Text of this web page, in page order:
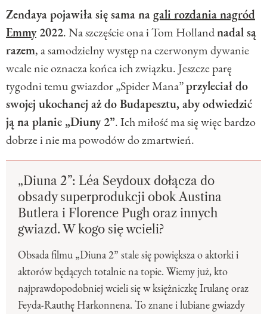
Zendaya pojawiła się sama nagali rozdania nagród
Emmy2022. Na szczęście ona i Tom Hollandnadal są
razem, a samodzielny występ na czerwonym dywanie
wcale nie oznacza końca ich związku. Jeszcze parę
tygodni temu gwiazdor „Spider Mana”przyleciał do
swojej ukochanej aż do Budapesztu, aby odwiedzić
ją na planie „Diuny 2”. Ich miłość ma się więc bardzo
dobrze i nie ma powodów do zmartwień.
„Diuna 2”: Léa Seydoux dołącza do
obsady superprodukcji obok Austina
Butlera i Florence Pugh oraz innych
gwiazd. W kogo się wcieli?
Obsada filmu „Diuna 2” stale się powiększa o aktorki i
aktorów będących totalnie na topie. Wiemy już, kto
najprawdopodobniej wcieli się w księżniczkę Irulanę oraz
Feyda-Rauthę Harkonnena. To znane i lubiane gwiazdy